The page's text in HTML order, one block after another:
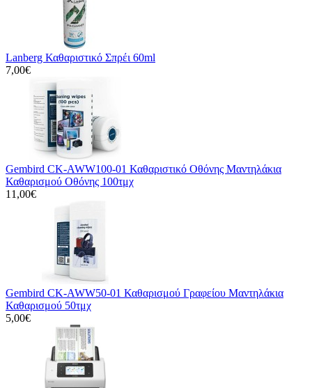
Lanberg Καθαριστικό Σπρέι 60ml
7,00€
Gembird CK-AWW100-01 Καθαριστικό Οθόνης Μαντηλάκια
Καθαρισμού Οθόνης 100τμχ
11,00€
Gembird CK-AWW50-01 Καθαρισμού Γραφείου Μαντηλάκια
Καθαρισμού 50τμχ
5,00€